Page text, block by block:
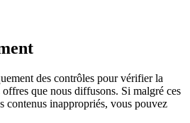
des contrôles pour vérifier la
que nous diffusons. Si malgré ces
contenus inappropriés, vous pouvez